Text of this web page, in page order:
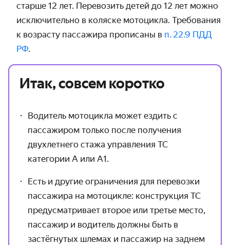
старше 12 лет. Перевозить детей до 12 лет можно
исключительно в коляске мотоцикла. Требования
к возрасту пассажира прописаны в п. 22.9 ПДД
РФ.
Итак, совсем коротко
Водитель мотоцикла может ездить с
пассажиром только после получения
двухлетнего стажа управления ТС
категории А или А1.
Есть и другие ограничения для перевозки
пассажира на мотоцикле: конструкция ТС
предусматривает второе или третье место,
пассажир и водитель должны быть в
застёгнутых шлемах и пассажир на заднем